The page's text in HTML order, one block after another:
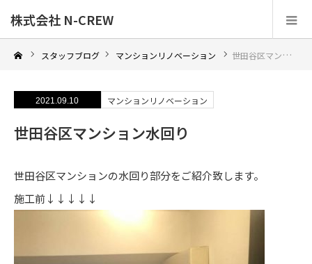
株式会社 N-CREW
スタッフブログ マンションリノベーション 世田谷区マンション水回り
2021.09.10 マンションリノベーション
世田谷区マンション水回り
世田谷区マンションの水回り部分をご紹介致します。
施工前↓↓↓↓↓